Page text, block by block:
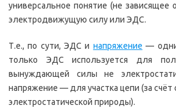
универсальное понятие (не зависящее
электродвижущую силу или ЭДС.
Т.е., по сути, ЭДС и напряжение —
только ЭДС используется для
вынуждающей силы не
напряжение — для участка цепи (за счёт
электростатической природы).